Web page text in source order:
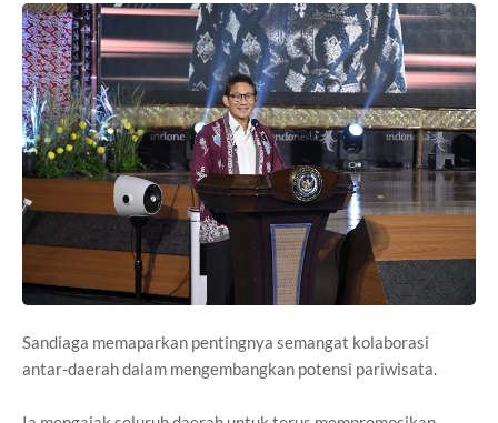
Sandiaga memaparkan pentingnya semangat kolaborasi
antar-daerah dalam mengembangkan potensi pariwisata.